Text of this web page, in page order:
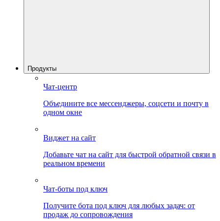
Продукты
Чат-центр
Объедините все мессенджеры, соцсети и почту в
одном окне
Виджет на сайт
Добавьте чат на сайт для быстрой обратной связи в
реальном времени
Чат-боты под ключ
Получите бота под ключ для любых задач: от
продаж до сопровождения